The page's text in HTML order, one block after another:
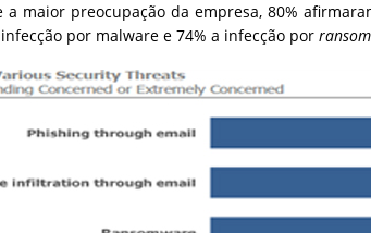
a maior preocupação da empresa, 80%
por malware e 74% a infecção por